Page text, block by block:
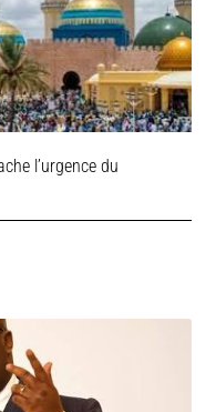
l’urgence du